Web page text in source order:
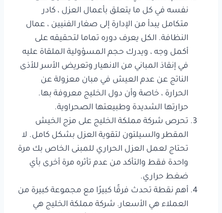
نفسه في كل ما يتعلق بأعمال العزل ، كادر
متكامل يبدأ من الإدارة إلى صغار الفنيين ، عمال
النظافة. الكل يعرف دوره تماما لتحقيقه على
أكمل وجه ، ويدرك حجم المسؤولية الملقاة عليه
في إنقاذ المباني من الانهيار وتعريض الأسر للأذى
الناتج عن عدم العيش في مبان معزولة عن
الحرارة ، خاصة وأن دول الخليج معروفة بها.
حرارتها الشديدة وطبيعتها الصحراوية.
تحرص شركة مملكة الخليج على مزج الخيش
المقطر والسيلتون لتقوية العزل بشكل كامل. لا
تحتاج لعمل العزل الحراري للمبنى الخاص بك مرة
واحدة فقط والتأكد من عدم تأثره مرة أخرى بأي
ضغط حراري.
أهم نقطة تحدث فرقًا كبيرًا مع مجموعة كبيرة من
العملاء هي الأسعار. شركة مملكة الخليج هي